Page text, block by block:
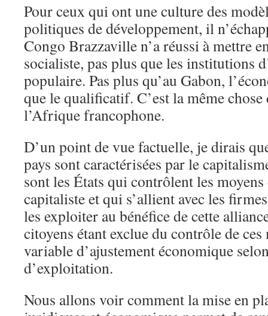
Pour ceux qui ont une culture des
politiques de développement, il
Congo Brazzaville n’a réussi à mettre
socialiste, pas plus que les institutions
populaire. Pas plus qu’au Gabon,
que le qualificatif. C’est la même chose
l’Afrique francophone.
D’un point de vue factuelle, je dirais
pays sont caractérisées par le
sont les États qui contrôlent les
capitaliste et qui s’allient avec les
les exploiter au bénéfice de cette
citoyens étant exclue du contrôle de
variable d’ajustement économique
d’exploitation.
Nous allons voir comment la mise en